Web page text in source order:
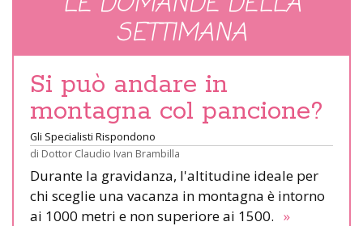
SETTIMANA
Si può andare in
montagna col pancione?
Gli Specialisti Rispondono
di Dottor Claudio Ivan Brambilla
Durante la gravidanza, l'altitudine ideale per
chi sceglie una vacanza in montagna è intorno
ai 1000 metri e non superiore ai 1500. »